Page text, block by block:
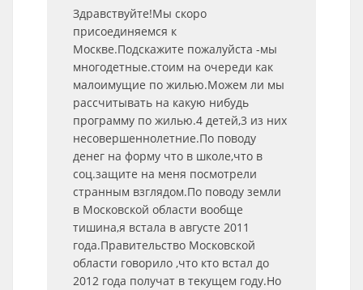
Здравствуйте!Мы скоро
присоединяемся к
Москве.Подскажите пожалуйста -мы
многодетные.стоим на очереди как
малоимущие по жилью.Можем ли мы
рассчитывать на какую нибудь
программу по жилью.4 детей,3 из них
несовершеннолетние.По поводу
денег на форму что в школе,что в
соц.защите на меня посмотрели
странным взглядом.По поводу земли
в Московской области вообще
тишина,я встала в августе 2011
года.Правительство Московской
области говорило ,что кто встал до
2012 года получат в текущем году.Но